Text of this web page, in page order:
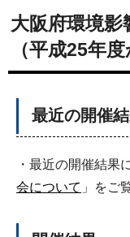
大阪府環境影
（平成25年
最近の開催
・最近の開催結果
会について 」をご